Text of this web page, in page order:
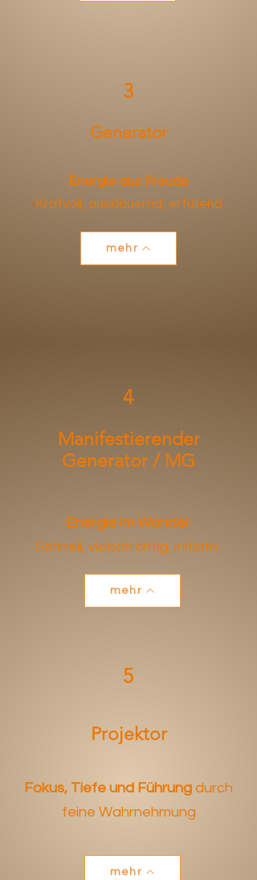
3
Generator
Energie aus Freude
Krafvoll, ausdauernd, erfüllend
mehr
4
Manifestierender
Generator / MG
Energie im Wandel
Schnell, vielschichtig, initiativ
mehr
5
Projektor
Fokus, Tiefe und Führung durch
feine Wahrnehmung
mehr